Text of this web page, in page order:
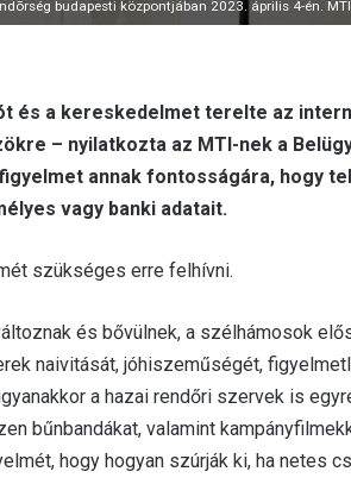
budapesti központjában 2023. április 4-én.
és a kereskedelmet terelte az
– nyilatkozta az MTI-nek a
annak fontosságára, hogy
vagy banki adatait.
szükséges erre felhívni.
és bővülnek, a szélhámosok
naivitását, jóhiszeműségét,
a hazai rendőri szervek is
bűnbandákat, valamint
hogy hogyan szúrják ki, ha netes